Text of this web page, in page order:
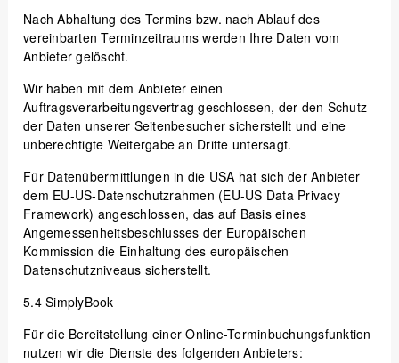
Nach Abhaltung des Termins bzw. nach Ablauf des
vereinbarten Terminzeitraums werden Ihre Daten vom
Anbieter gelöscht.
Wir haben mit dem Anbieter einen
Auftragsverarbeitungsvertrag geschlossen, der den Schutz
der Daten unserer Seitenbesucher sicherstellt und eine
unberechtigte Weitergabe an Dritte untersagt.
Für Datenübermittlungen in die USA hat sich der Anbieter
dem EU-US-Datenschutzrahmen (EU-US Data Privacy
Framework) angeschlossen, das auf Basis eines
Angemessenheitsbeschlusses der Europäischen
Kommission die Einhaltung des europäischen
Datenschutzniveaus sicherstellt.
5.4SimplyBook
Für die Bereitstellung einer Online-Terminbuchungsfunktion
nutzen wir die Dienste des folgenden Anbieters: